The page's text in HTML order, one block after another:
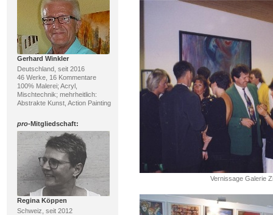
Gerhard Winkler
Deutschland, seit 2016
46 Werke, 16 Kommentare
100% Malerei; Acryl,
Mischtechnik; mehrheitlich:
Abstrakte Kunst, Action Painting
pro-Mitgliedschaft:
Regina Köppen
Schweiz, seit 2012
Vernissage Galerie